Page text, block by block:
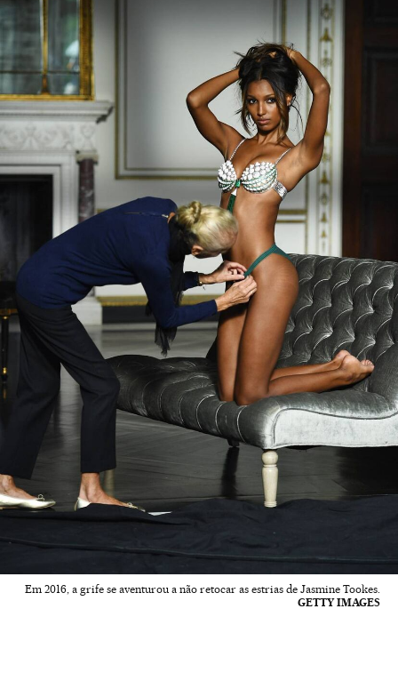
Em 2016, a grife se aventurou a não retocar as estrias de Jasmine Tookes.
GETTY IMAGES